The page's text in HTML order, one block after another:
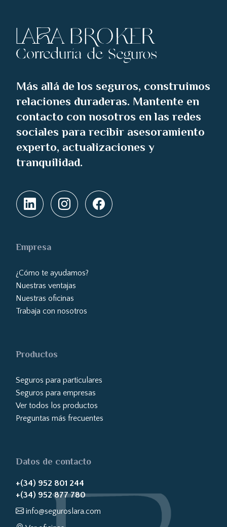
Más allá de los seguros, construimos
relaciones duraderas. Mantente en
contacto con nosotros en las redes
sociales para recibir asesoramiento
experto, actualizaciones y
tranquilidad.
Empresa
¿Cómo te ayudamos?
Nuestras ventajas
Nuestras oficinas
Trabaja con nosotros
Productos
Seguros para particulares
Seguros para empresas
Ver todos los productos
Preguntas más frecuentes
Datos de contacto
+(34) 952 801 244
+(34) 952 877 780
info@seguroslara.com